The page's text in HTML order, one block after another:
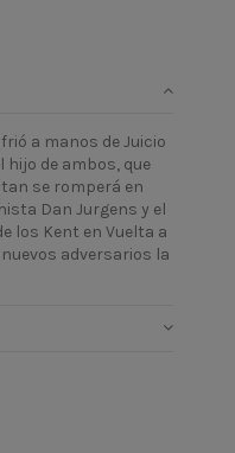
a manos de Juicio
hijo de ambos, que
se romperá en
Dan Jurgens y el
los Kent en Vuelta a
adversarios la